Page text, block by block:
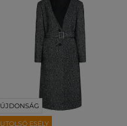
ÚJDONSÁG
UTOLSÓ ESÉLY